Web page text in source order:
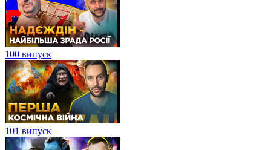
100 випуск
101 випуск